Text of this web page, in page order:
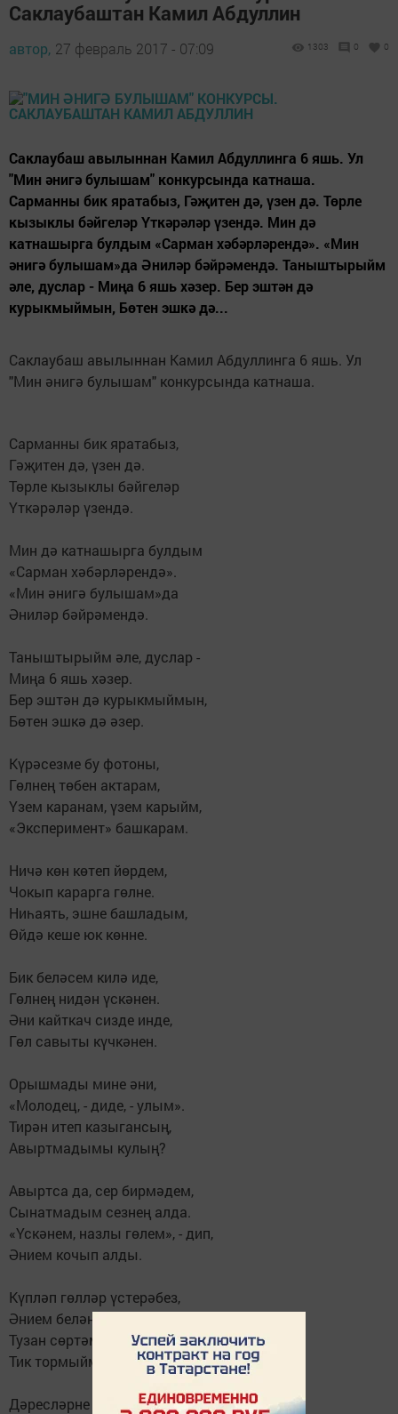
Саклаубаштан Камил Абдуллин
автор, 27 февраль 2017 - 07:09 1303 0 0
Саклаубаш авылыннан Камил Абдуллинга 6 яшь. Ул
"Мин әнигә булышам" конкурсында катнаша.
Сарманны бик яратабыз, Гәҗитен дә, үзен дә. Төрле
кызыклы бәйгеләр Үткәрәләр үзендә. Мин дә
катнашырга булдым «Сарман хәбәрләрендә». «Мин
әнигә булышам»да Әниләр бәйрәмендә. Таныштырыйм
әле, дуслар - Миңа 6 яшь хәзер. Бер эштән дә
курыкмыймын, Бөтен эшкә дә...
Саклаубаш авылыннан Камил Абдуллинга 6 яшь. Ул
"Мин әнигә булышам" конкурсында катнаша.
Сарманны бик яратабыз,
Гәҗитен дә, үзен дә.
Төрле кызыклы бәйгеләр
Үткәрәләр үзендә.
Мин дә катнашырга булдым
«Сарман хәбәрләрендә».
«Мин әнигә булышам»да
Әниләр бәйрәмендә.
Таныштырыйм әле, дуслар -
Миңа 6 яшь хәзер.
Бер эштән дә курыкмыймын,
Бөтен эшкә дә әзер.
Күрәсезме бу фотоны,
Гөлнең төбен актарам,
Үзем каранам, үзем карыйм,
«Эксперимент» башкарам.
Ничә көн көтеп йөрдем,
Чокып карарга гөлне.
Ниһаять, эшне башладым,
Өйдә кеше юк көнне.
Бик беләсем килә иде,
Гөлнең нидән үскәнен.
Әни кайткач сизде инде,
Гөл савыты күчкәнен.
Орышмады мине әни,
«Молодец, - диде, - улым».
Тирән итеп казыгансың,
Авыртмадымы кулың?
Авыртса да, сер бирмәдем,
Сынатмадым сезнең алда.
«Үскәнем, назлы гөлем», - дип,
Әнием кочып алды.
Күпләп гөлләр үстерәбез,
Әнием белән бергә.
Тузан сөртәм, сулар сибәм,
Тик тормыйм үзем бер дә.
Дәресләрне карагач,